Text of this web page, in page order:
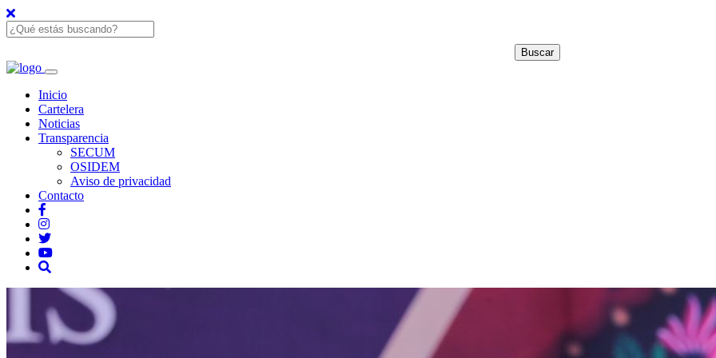
Inicio
Cartelera
Noticias
Transparencia
SECUM
OSIDEM
Aviso de privacidad
Contacto